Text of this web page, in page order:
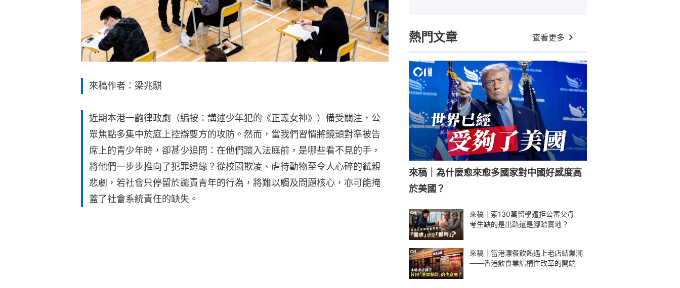
來稿作者：梁兆騏
近期本港一齣律政劇（編按：講述少年犯的《正義女神》）備受關注，公
眾焦點多集中於庭上控辯雙方的攻防。然而，當我們習慣將鏡頭對準被告
席上的青少年時，卻甚少追問：在他們踏入法庭前，是哪些看不見的手，
將他們一步步推向了犯罪邊緣？從校園欺凌、虐待動物至令人心碎的弒親
悲劇，若社會只停留於譴責青年的行為，將難以觸及問題核心，亦可能掩
蓋了社會系統責任的缺失。
熱門文章 查看更多
來稿｜為什麼愈來愈多國家對中國好感度高
於美國？
來稿｜索130萬留學遭拒公審父母
考生缺的是出路還是腳踏實地？
來稿｜當港漂餐飲熱遇上老店結業潮
——香港飲食業結構性改革的開端